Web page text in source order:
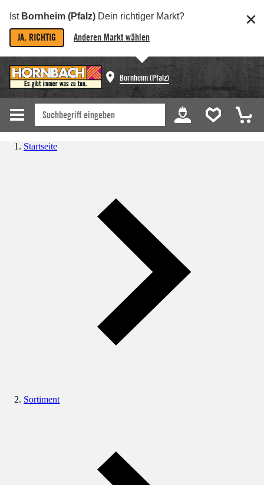
Ist Bornheim (Pfalz) Dein richtiger Markt?
JA, RICHTIG Anderen Markt wählen
Bornheim (Pfalz)
Startseite
Sortiment